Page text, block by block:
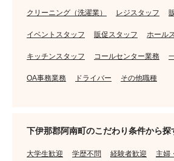
クリーニング（洗濯業） レジスタッフ
イベントスタッフ 販促スタッフ ホール
キッチンスタッフ コールセンター業務
OA事務業務 ドライバー その他職種
下伊那郡阿南町のこだわり条件から探
大学生歓迎 学歴不問 経験者歓迎 主婦